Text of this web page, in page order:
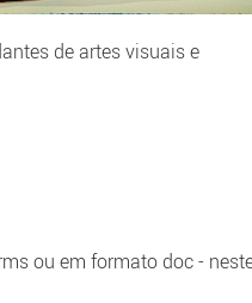
de artes visuais e
ou em formato doc -